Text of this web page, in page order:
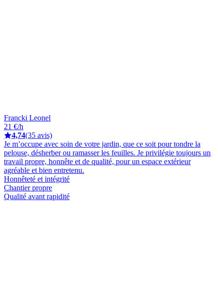
Francki Leonel
21 €/h
4,74(35 avis)
Je m’occupe avec soin de votre jardin, que ce soit pour tondre la
pelouse, désherber ou ramasser les feuilles. Je privilégie toujours un
travail propre, honnête et de qualité, pour un espace extérieur
agréable et bien entretenu.
Honnêteté et intégrité
Chantier propre
Qualité avant rapidité